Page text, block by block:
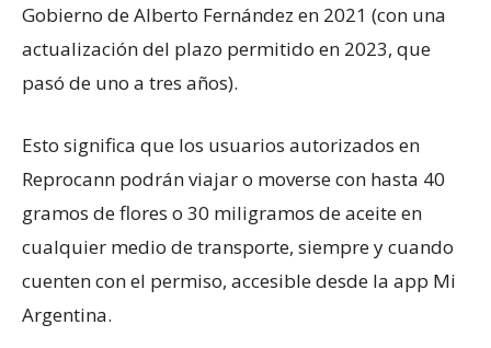
Gobierno de Alberto Fernández en 2021 (con una
actualización del plazo permitido en 2023, que
pasó de uno a tres años).
Esto significa que los usuarios autorizados en
Reprocann podrán viajar o moverse con hasta 40
gramos de flores o 30 miligramos de aceite en
cualquier medio de transporte, siempre y cuando
cuenten con el permiso, accesible desde la app Mi
Argentina.